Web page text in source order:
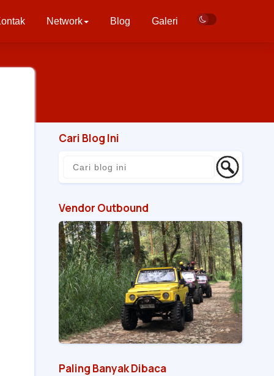
Network Blog Galeri
Cari Blog Ini
Vendor Outbound
Paling Banyak Dibaca